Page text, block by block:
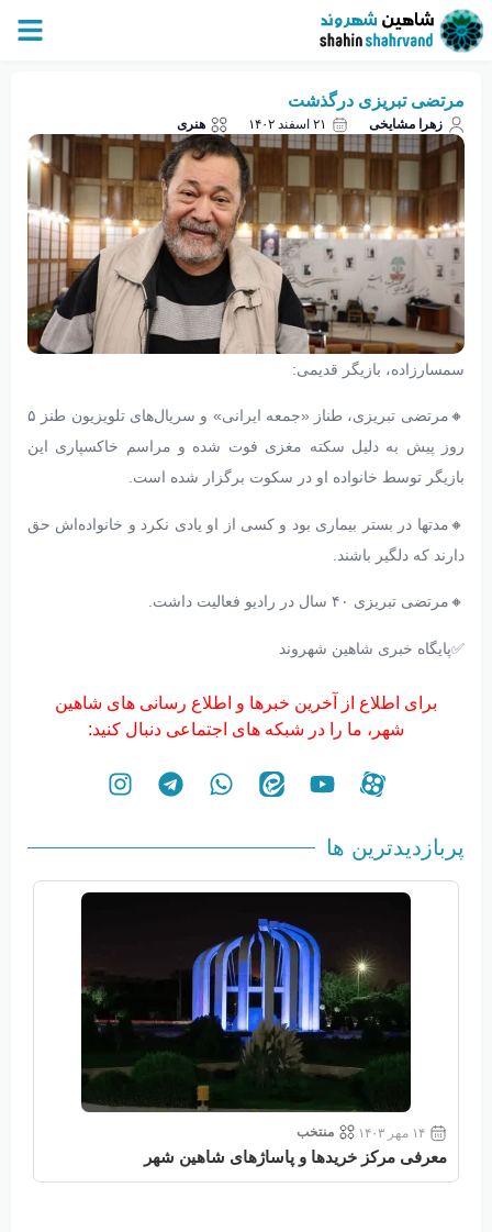
مرتضی تبریزی درگذشت
زهرا مشایخی ۲۱ اسفند ۱۴۰۲ هنری
سمسارزاده،‌ بازیگر قدیمی:
🔸مرتضی تبریزی،‌ طناز «جمعه ایرانی» و سریال‌های تلویزیون طنز ۵
روز پیش به دلیل سکته مغزی فوت شده و مراسم خاکسپاری این
بازیگر توسط خانواده او در سکوت برگزار شده است.
🔸مدتها در بستر بیماری بود و کسی از او یادی نکرد و خانواده‌اش حق
دارند که دلگیر باشند.
🔸مرتضی تبریزی ۴۰ سال در رادیو فعالیت داشت.
✅پایگاه خبری شاهین شهروند
برای اطلاع از آخرین خبرها و اطلاع رسانی های شاهین
شهر، ما را در شبکه های اجتماعی دنبال کنید:
پربازدیدترین ها
۱۴ مهر ۱۴۰۳ منتخب
معرفی مرکز خریدها و پاساژهای شاهین شهر